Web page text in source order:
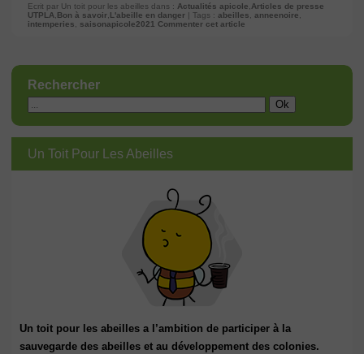
Ecrit par Un toit pour les abeilles dans : Actualités apicole Articles de presse
UTPLA Bon à savoir L'abeille en danger | Tags : abeilles anneenoire
intemperies
saisonapicole2021 Commenter cet article
Rechercher
Un Toit Pour Les Abeilles
Un toit pour les abeilles a l’ambition de participer à la
sauvegarde des abeilles et au développement des colonies.